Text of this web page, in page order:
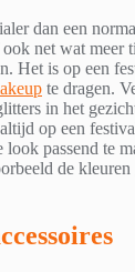
dan een
net wat meer
Het is op een
te dragen.
in het
op een
passend te
de